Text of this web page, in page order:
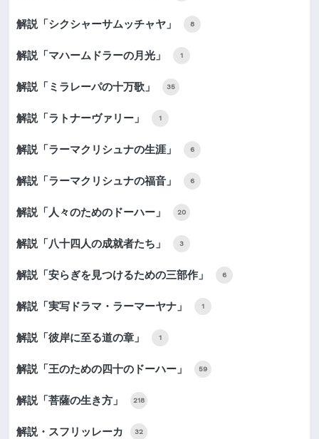
解説「シクシャーサムッチャヤ」 8
解説「マハームドラーの月光」 1
解説「ミラレーパの十万歌」 35
解説「ラトナーヴァリー」 1
解説「ラーマクリシュナの生涯」 6
解説「ラーマクリシュナの福音」 6
解説「人々のためのドーハー」 20
解説「八十四人の成就者たち」 3
解説「安らぎを見つけるための三部作」 6
解説「実写ドラマ・ラーマーヤナ」 1
解説「彼岸に至る道の章」 1
解説「王のための四十のドーハー」 59
解説「菩薩の生き方」 218
解説・スフリッレーカ 32